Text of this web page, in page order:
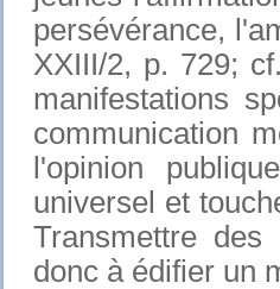
persévérance,
XXIII/2, p. 729;
manifestations
communication
l'opinion
universel et
Transmettre
donc à édifier un